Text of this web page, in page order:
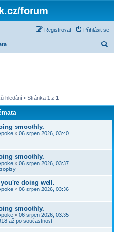
forum
Přihlásit se
Registrovat
hledání • Stránka 1 z 1
smoothly.
« 06 srpen 2026, 03:40
smoothly.
« 06 srpen 2026, 03:37
doing well.
« 06 srpen 2026, 03:36
smoothly.
« 06 srpen 2026, 03:35
až po součastnost